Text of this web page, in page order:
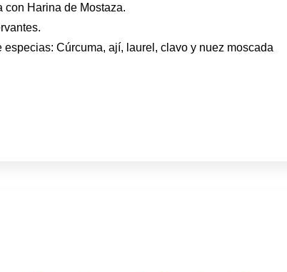
con Harina de Mostaza.
especias: Cúrcuma, ají, laurel, clavo y nuez moscada